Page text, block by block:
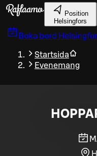
Gå till huvudinnehållet
Position
Helsingfors
Boka bord
Startsida
Evenemang